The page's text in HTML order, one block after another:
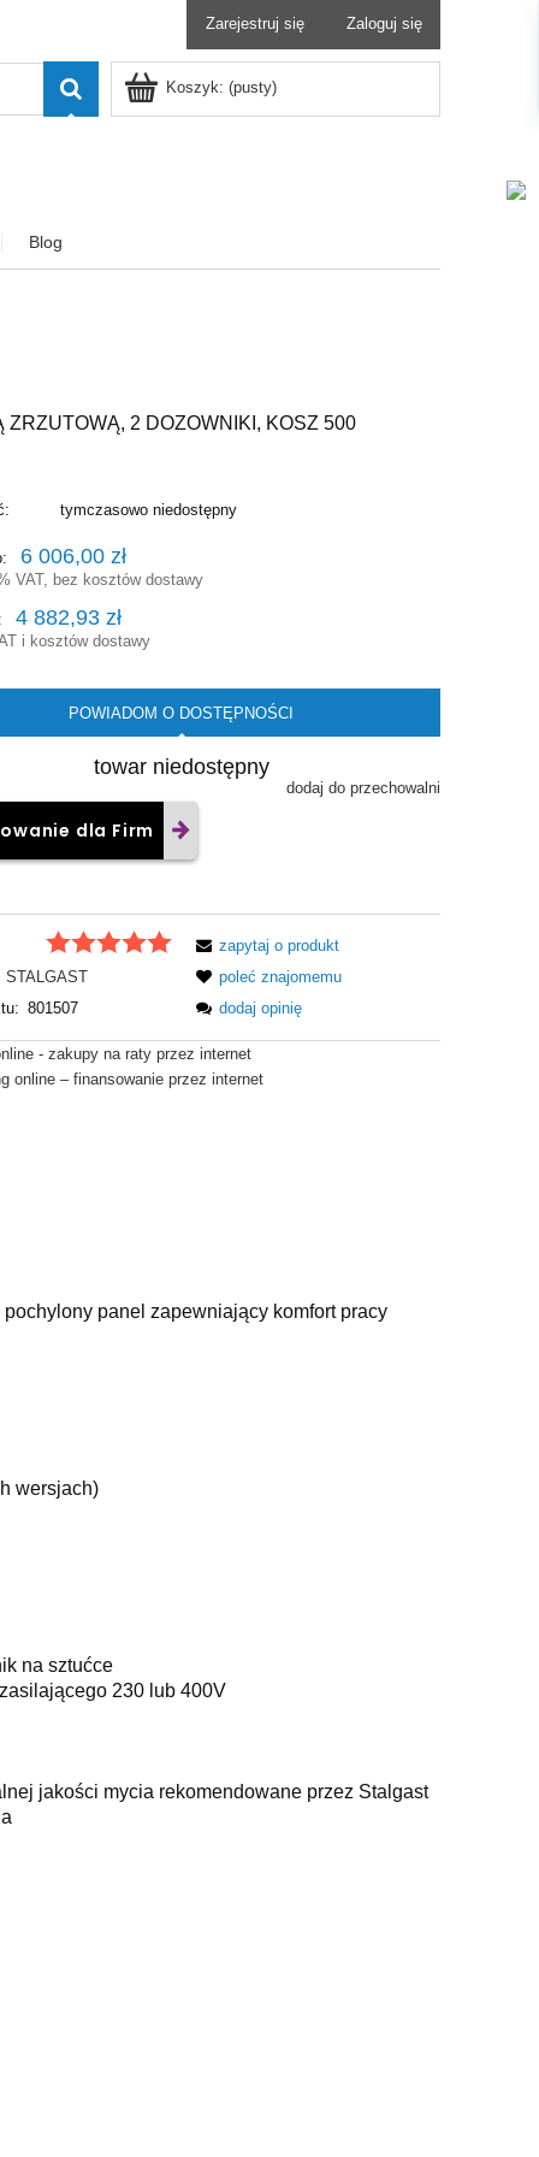
Zarejestruj się Zaloguj się
Koszyk: (pusty)
Blog
2 DOZOWNIKI, KOSZ 500
tymczasowo niedostępny
6 006,00 zł
VAT, bez kosztów dostawy
4 882,93 zł
i kosztów dostawy
POWIADOM O DOSTĘPNOŚCI
towar niedostępny
dodaj do przechowalni
dla Firm
STALGAST
801507
zapytaj o produkt
poleć znajomemu
dodaj opinię
panel zapewniający komfort pracy
wersjach)
na sztućce
230 lub 400V
jakości mycia rekomendowane przez Stalgast